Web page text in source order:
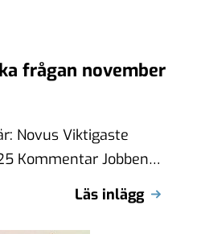
frågan november
Novus Viktigaste
Kommentar Jobben,
Läs inlägg